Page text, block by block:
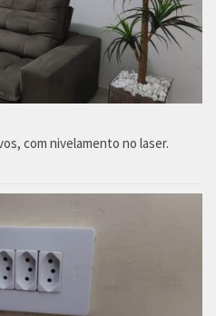
com nivelamento no laser.